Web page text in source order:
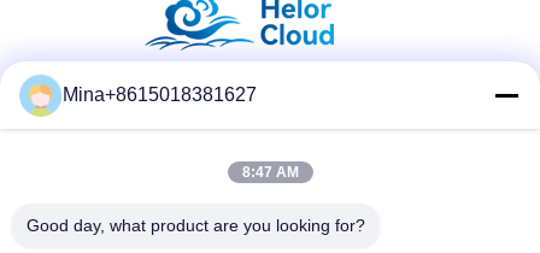
त्वरित संपर्क करें
Mina+8615018381627
8:47 AM
Good day, what product are you looking for?